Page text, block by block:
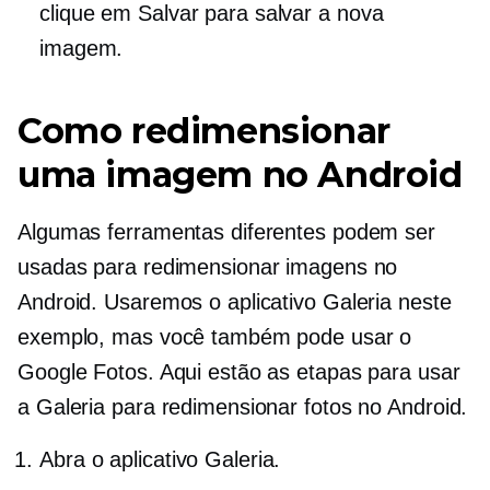
clique em Salvar para salvar a nova
imagem.
Como redimensionar
uma imagem no Android
Algumas ferramentas diferentes podem ser
usadas para redimensionar imagens no
Android. Usaremos o aplicativo Galeria neste
exemplo, mas você também pode usar o
Google Fotos. Aqui estão as etapas para usar
a Galeria para redimensionar fotos no Android.
Abra o aplicativo Galeria.